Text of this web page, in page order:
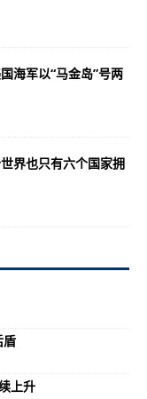
海军以“马金岛”号两
界也只有六个国家拥
盾
上升